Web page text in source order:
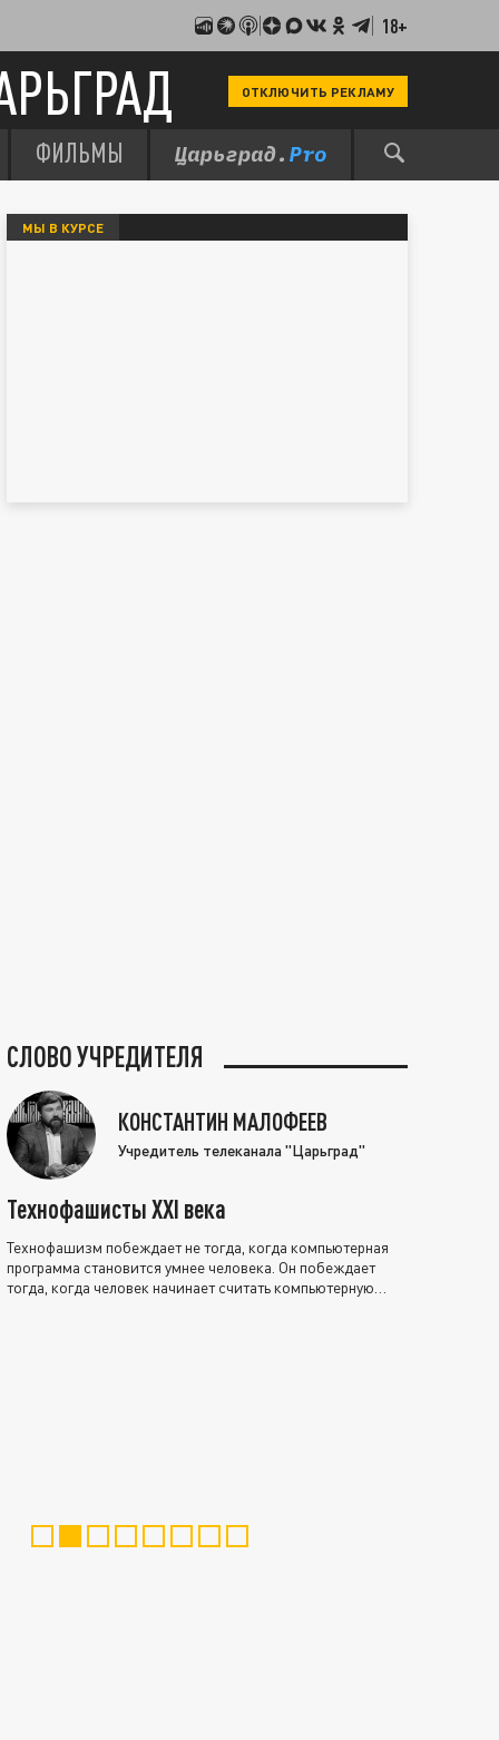
18+
ОТКЛЮЧИТЬ РЕКЛАМУ
ФИЛЬМЫ
МЫ В КУРСЕ
СЛОВО УЧРЕДИТЕЛЯ
КОНСТАНТИН МАЛОФЕЕВ
Учредитель телеканала "Царьград"
Технофашисты XXI века
Технофашизм побеждает не тогда, когда компьютерная
программа становится умнее человека. Он побеждает
тогда, когда человек начинает считать компьютерную